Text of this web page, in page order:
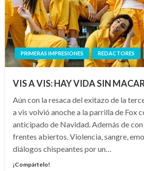
PRIMERAS IMPRESIONES REDACTORES
VIS A VIS: HAY VIDA SIN
Aún con la resaca del exitazo de la
a vis volvió anoche a la parrilla de Fox
anticipado de Navidad. Además de
frentes abiertos. Violencia, sangre,
diálogos chispeantes por un…
¡Compártelo!